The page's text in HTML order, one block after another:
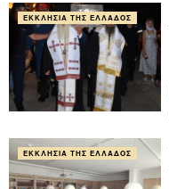
ΕΚΚΛΗΣΊΑ ΤΗΣ ΕΛΛΆΔΟΣ
ΕΚΚΛΗΣΊΑ ΤΗΣ ΕΛΛΆΔΟΣ